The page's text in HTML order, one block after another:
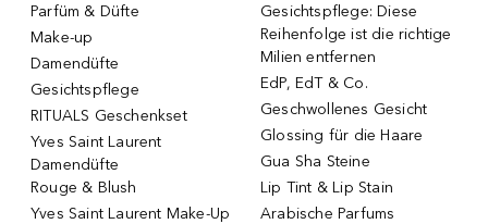
Parfüm & Düfte
Make-up
Damendüfte
Gesichtspflege
RITUALS Geschenkset
Yves Saint Laurent
Damendüfte
Rouge & Blush
Yves Saint Laurent Make-Up
Gesichtspflege: Diese
Reihenfolge ist die richtige
Milien entfernen
EdP, EdT & Co.
Geschwollenes Gesicht
Glossing für die Haare
Gua Sha Steine
Lip Tint & Lip Stain
Arabische Parfums